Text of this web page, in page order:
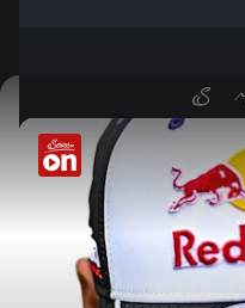
Jorge